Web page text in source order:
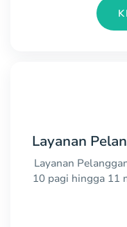
Layanan
Layanan
10 pagi hingga 11